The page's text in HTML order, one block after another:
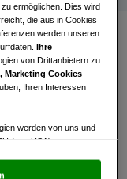
Play
Mladá
Stroke
Phase
ermöglichen. Dies wird
die aus in Cookies
werden unseren
Ihre
von Drittanbietern zu
Marketing Cookies
Ihren Interessen
werden von uns und
(u.a. USA)